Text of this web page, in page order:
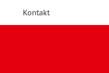
Kontakt